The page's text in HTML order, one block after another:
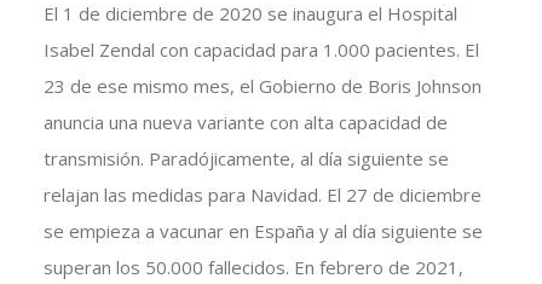
El 1 de diciembre de 2020 se inaugura el Hospital
Isabel Zendal con capacidad para 1.000 pacientes. El
23 de ese mismo mes, el Gobierno de Boris Johnson
anuncia una nueva variante con alta capacidad de
transmisión. Paradójicamente, al día siguiente se
relajan las medidas para Navidad. El 27 de diciembre
se empieza a vacunar en España y al día siguiente se
superan los 50.000 fallecidos. En febrero de 2021,